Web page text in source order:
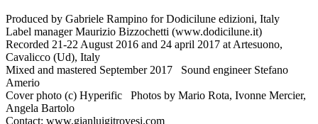
Produced by Gabriele Rampino for Dodicilune edizioni, Italy
Label manager Maurizio Bizzochetti (www.dodicilune.it)
Recorded 21-22 August 2016 and 24 april 2017 at Artesuono,
Cavalicco (Ud), Italy
Mixed and mastered September 2017 Sound engineer Stefano
Amerio
Cover photo (c) Hyperific Photos by Mario Rota, Ivonne Mercier,
Angela Bartolo
Contact: www.gianluigitrovesi.com